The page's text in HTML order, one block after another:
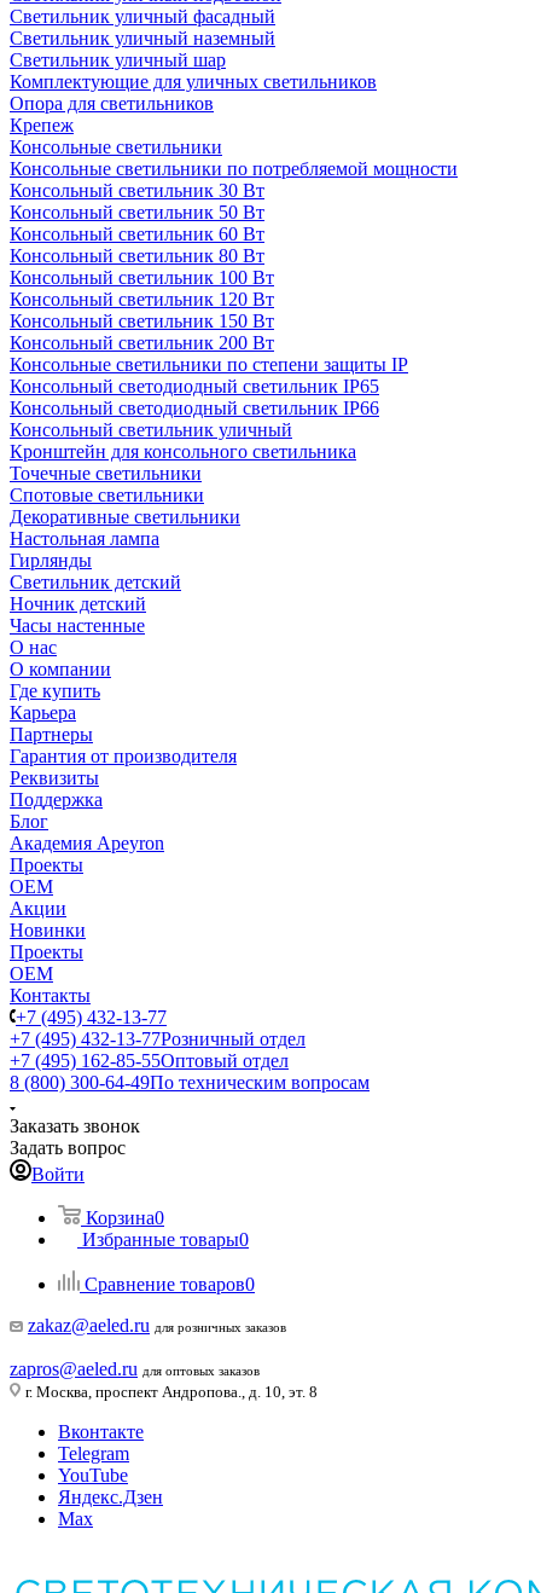
Светильник уличный фасадный
Светильник уличный наземный
Cветильник уличный шар
Комплектующие для уличных светильников
Опора для светильников
Крепеж
Консольные светильники
Консольные светильники по потребляемой мощности
Консольный светильник 30 Вт
Консольный светильник 50 Вт
Консольный светильник 60 Вт
Консольный светильник 80 Вт
Консольный светильник 100 Вт
Консольный светильник 120 Вт
Консольный светильник 150 Вт
Консольный светильник 200 Вт
Консольные светильники по степени защиты IP
Консольный светодиодный светильник IP65
Консольный светодиодный светильник IP66
Консольный светильник уличный
Кронштейн для консольного светильника
Точечные светильники
Спотовые светильники
Декоративные светильники
Настольная лампа
Гирлянды
Светильник детский
Ночник детский
Часы настенные
О нас
О компании
Где купить
Карьера
Партнеры
Гарантия от производителя
Реквизиты
Поддержка
Блог
Академия Apeyron
Проекты
ОЕМ
Акции
Новинки
Проекты
ОЕМ
Контакты
+7 (495) 432-13-77
+7 (495) 432-13-77Розничный отдел
+7 (495) 162-85-55Оптовый отдел
8 (800) 300-64-49По техническим вопросам
Заказать звонок
Задать вопрос
Войти
Корзина0
Избранные товары0
Сравнение товаров0
zakaz@aeled.ru для розничных заказов
zapros@aeled.ru для оптовых заказов
г. Москва, проспект Андропова., д. 10, эт. 8
Вконтакте
Telegram
YouTube
Яндекс.Дзен
Max